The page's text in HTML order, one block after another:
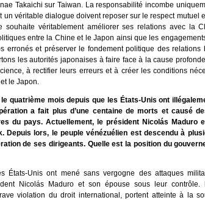
Takaichi sur Taiwan. La responsabilité incombe
véritable dialogue doivent reposer sur le respect mutuel
souhaite véritablement améliorer ses relations avec la
entre la Chine et le Japon ainsi que les
erronés et préserver le fondement politique des relations
les autorités japonaises à faire face à la cause
à rectifier leurs erreurs et à créer les conditions
le Japon.
quatrième mois depuis que les États-Unis ont
a fait plus d’une centaine de morts et causé
du pays. Actuellement, le président Nicolás Maduro
Depuis lors, le peuple vénézuélien est descendu à
de ses dirigeants. Quelle est la position du
États-Unis ont mené sans vergogne des attaques
Nicolás Maduro et son épouse sous leur contrôle.
violation du droit international, portent atteinte à la